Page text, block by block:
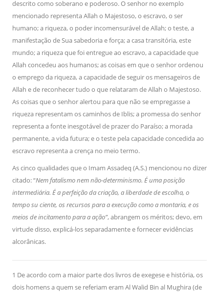
descrito como soberano e poderoso. O senhor no exemplo
mencionado representa Allah o Majestoso, o escravo, o ser
humano; a riqueza, o poder incomensurável de Allah; o teste, a
manifestação de Sua sabedoria e força; a casa transitória, este
mundo; a riqueza que foi entregue ao escravo, a capacidade que
Allah concedeu aos humanos; as coisas em que o senhor ordenou
o emprego da riqueza, a capacidade de seguir os mensageiros de
Allah e de reconhecer tudo o que relataram de Allah o Majestoso.
As coisas que o senhor alertou para que não se empregasse a
riqueza representam os caminhos de Iblis; a promessa do senhor
representa a fonte inesgotável de prazer do Paraíso; a morada
permanente, a vida futura; e o teste pela capacidade concedida ao
escravo representa a crença no meio termo.
As cinco qualidades que o Imam Assadeq (A.S.) mencionou no dizer
citado: “Nem fatalismo nem não-determinismo. É uma posição
intermediária. É a perfeição da criação, a liberdade de escolha, o
tempo su ciente, os recursos para a execução como a montaria, e os
meios de incitamento para a ação”, abrangem os méritos; devo, em
virtude disso, explicá-los separadamente e fornecer evidências
alcorânicas.
1 De acordo com a maior parte dos livros de exegese e história, os
dois homens a quem se referiam eram Al Walid Bin al Mughira (de